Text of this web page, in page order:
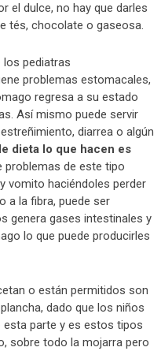
el dulce, no hay que darles
tés, chocolate o gaseosa.
los pediatras
problemas estomacales,
regresa a su estado
Así mismo puede servir
diarrea o algún
dieta lo que hacen es
problemas de este tipo
vomito haciéndoles perder
a la fibra, puede ser
genera gases intestinales y
lo que puede producirles
o están permitidos son
dado que los niños
esta parte y es estos tipos
sobre todo la mojarra pero